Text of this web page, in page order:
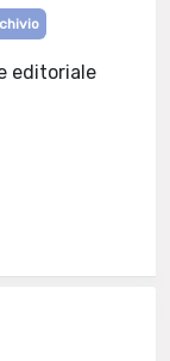
editoriale